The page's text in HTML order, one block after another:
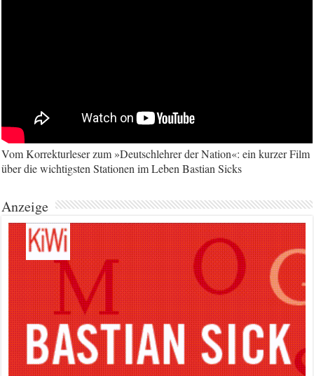
Vom Korrekturleser zum »Deutschlehrer der Nation«: ein kurzer Film
über die wichtigsten Stationen im Leben Bastian Sicks
Anzeige